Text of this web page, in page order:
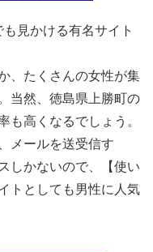
見かける有名サイト
、たくさんの女性が集
当然、徳島県上勝町の
も高くなるでしょう。
メールを送受信す
しかないので、【使い
トとしても男性に人気